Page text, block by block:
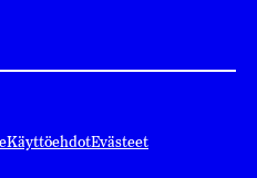
KäyttöehdotEvästeet